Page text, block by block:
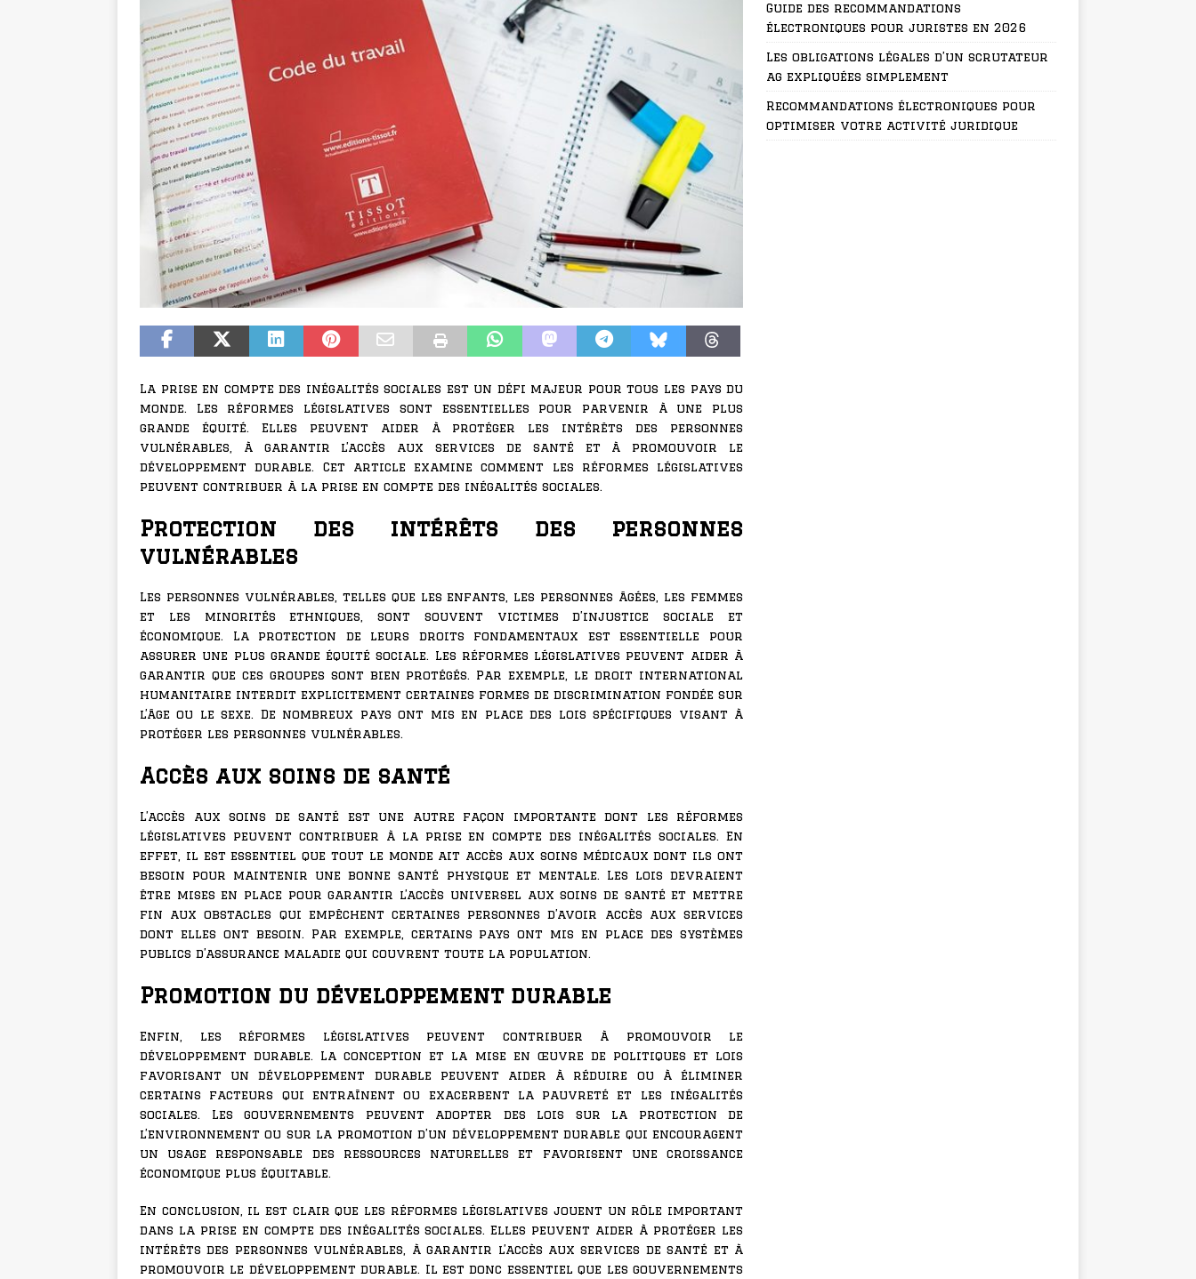
La prise en compte des inégalités sociales est un défi majeur pour tous les pays du
monde. Les réformes législatives sont essentielles pour parvenir à une plus
grande équité. Elles peuvent aider à protéger les intérêts des personnes
vulnérables, à garantir l’accès aux services de santé et à promouvoir le
développement durable. Cet article examine comment les réformes législatives
peuvent contribuer à la prise en compte des inégalités sociales.
Protection des intérêts des personnes
vulnérables
Les personnes vulnérables, telles que les enfants, les personnes âgées, les femmes
et les minorités ethniques, sont souvent victimes d’injustice sociale et
économique. La protection de leurs droits fondamentaux est essentielle pour
assurer une plus grande équité sociale. Les réformes législatives peuvent aider à
garantir que ces groupes sont bien protégés. Par exemple, le droit international
humanitaire interdit explicitement certaines formes de discrimination fondée sur
l’âge ou le sexe. De nombreux pays ont mis en place des lois spécifiques visant à
protéger les personnes vulnérables.
Accès aux soins de santé
L’accès aux soins de santé est une autre façon importante dont les réformes
législatives peuvent contribuer à la prise en compte des inégalités sociales. En
effet, il est essentiel que tout le monde ait accès aux soins médicaux dont ils ont
besoin pour maintenir une bonne santé physique et mentale. Les lois devraient
être mises en place pour garantir l’accès universel aux soins de santé et mettre
fin aux obstacles qui empêchent certaines personnes d’avoir accès aux services
dont elles ont besoin. Par exemple, certains pays ont mis en place des systèmes
publics d’assurance maladie qui couvrent toute la population.
Promotion du développement durable
Enfin, les réformes législatives peuvent contribuer à promouvoir le
développement durable. La conception et la mise en œuvre de politiques et lois
favorisant un développement durable peuvent aider à réduire ou à éliminer
certains facteurs qui entraînent ou exacerbent la pauvreté et les inégalités
sociales. Les gouvernements peuvent adopter des lois sur la protection de
l’environnement ou sur la promotion d’un développement durable qui encouragent
un usage responsable des ressources naturelles et favorisent une croissance
économique plus équitable.
En conclusion, il est clair que les réformes législatives jouent un rôle important
dans la prise en compte des inégalités sociales. Elles peuvent aider à protéger les
intérêts des personnes vulnérables, à garantir l’accès aux services de santé et à
promouvoir le développement durable. Il est donc essentiel que les gouvernements
Guide des recommandations
électroniques pour juristes en 2026
Les obligations légales d’un scrutateur
ag expliquées simplement
Recommandations électroniques pour
optimiser votre activité juridique